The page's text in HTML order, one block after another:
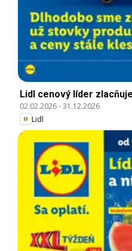
Lidl cenový líder zlacňuje
02.02.2026-31.12.2026
Lidl